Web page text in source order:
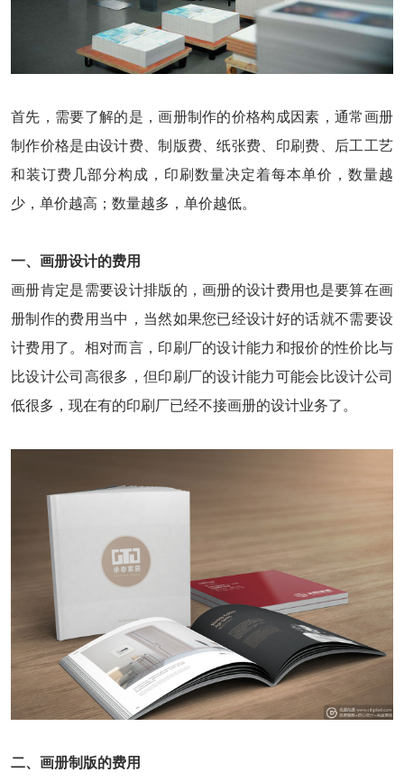
首先，需要了解的是，画册制作的价格构成因素，通常画册
制作价格是由设计费、制版费、纸张费、印刷费、后工工艺
和装订费几部分构成，印刷数量决定着每本单价，数量越
少，单价越高；数量越多，单价越低。
一、画册设计的费用
画册肯定是需要设计排版的，画册的设计费用也是要算在画
册制作的费用当中，当然如果您已经设计好的话就不需要设
计费用了。相对而言，印刷厂的设计能力和报价的性价比与
比设计公司高很多，但印刷厂的设计能力可能会比设计公司
低很多，现在有的印刷厂已经不接画册的设计业务了。
二、画册制版的费用